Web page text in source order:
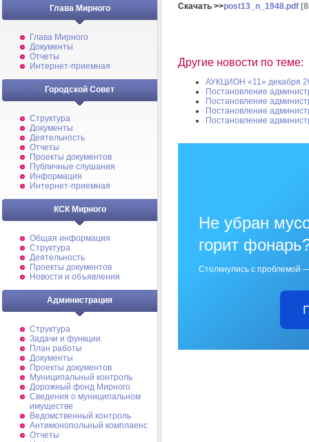
Глава Мирного
Глава Мирного
Документы
Отчеты
Интернет-приемная
Городской Совет
Структура
Документы
Деятельность
Отчеты
Проекты документов
Публичные слушания
Информация
Интернет-приемная
КСК Мирного
Общая информация
Структура
Деятельность
Проекты документов
Новости и объявления
Администрация
Структура
Задачи и функции
План работы
Документы
Проекты документов
Муниципальный контроль
Дорожный фонд Мирного
Cведения о муниципальном
имуществе
Ведомственный контроль
Антимонопольный комплаенс
Отчеты
Скачать >>post13_n_1948.pdf
Другие новости по теме:
АУКЦИОН «11» декабря
Постановление
Постановление
Постановление
Постановление
Не убран
горит
Столкнулись с проблемой